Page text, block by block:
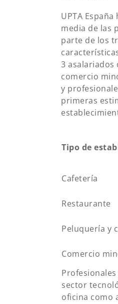
UPTA
media de las
parte de los
3 asalariados
comercio
y
primeras
Tipo de
Cafetería
Restaurante
Peluquería y
Comercio
sector
oficina como